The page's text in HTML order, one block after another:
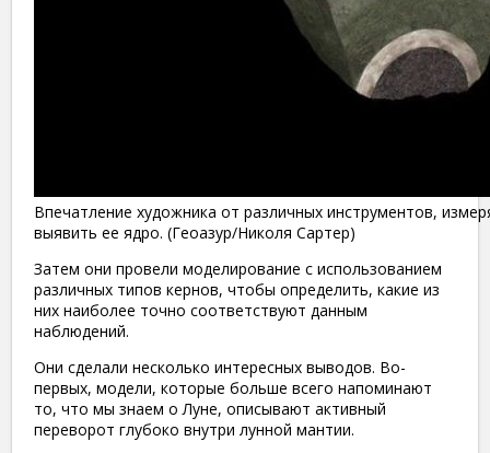
Впечатление художника от различных инструментов,
выявить ее ядро. (Геоазур/Николя Сартер)
Затем они провели моделирование с использованием
различных типов кернов, чтобы определить, какие из
них наиболее точно соответствуют данным
наблюдений.
Они сделали несколько интересных выводов. Во-
первых, модели, которые больше всего напоминают
то, что мы знаем о Луне, описывают активный
переворот глубоко внутри лунной мантии.